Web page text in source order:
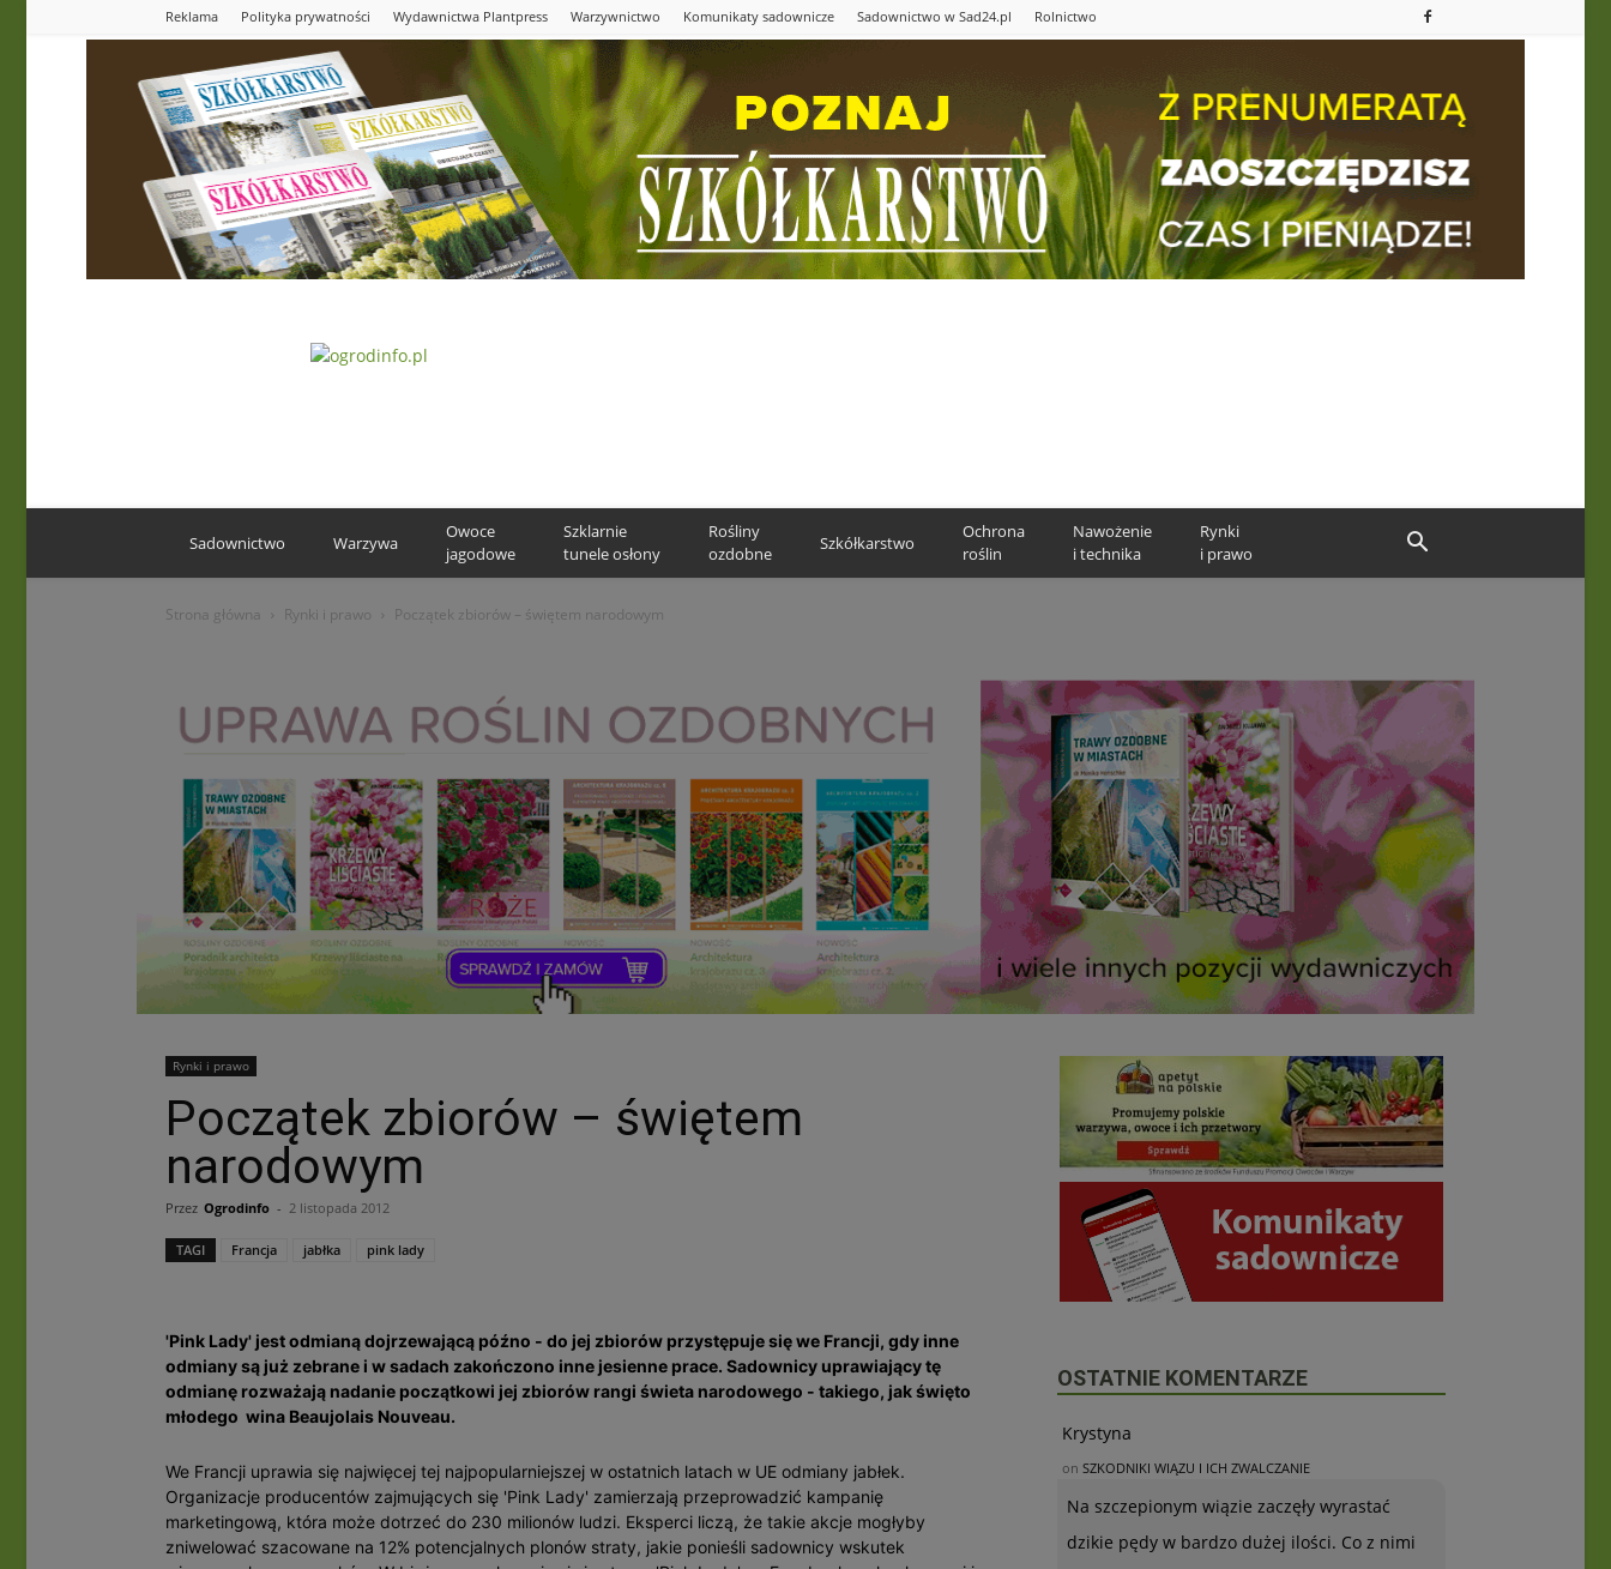
Reklama Polityka prywatności Wydawnictwa Plantpress Warzywnictwo Komunikaty sadownicze Sadownictwo w Sad24.pl Rolnictwo
Sadownictwo Warzywa
Owoce
jagodowe
Szklarnie
tunele osłony
Rośliny
ozdobne
Szkółkarstwo
Ochrona
roślin
Nawożenie
i technika
Rynki
i prawo
Strona główna Rynki i prawo Początek zbiorów – świętem narodowym
Rynki i prawo
Początek zbiorów – świętem
narodowym
Przez Ogrodinfo - 2 listopada 2012
TAGI Francja jabłka pink lady
'Pink Lady' jest odmianą dojrzewającą późno - do jej zbiorów przystępuje się we Francji, gdy inne
odmiany są już zebrane i w sadach zakończono inne jesienne prace. Sadownicy uprawiający tę
odmianę rozważają nadanie początkowi jej zbiorów rangi świeta narodowego - takiego, jak święto
młodego wina Beaujolais Nouveau.
We Francji uprawia się najwięcej tej najpopularniejszej w ostatnich latach w UE odmiany jabłek.
Organizacje producentów zajmujących się 'Pink Lady' zamierzają przeprowadzić kampanię
marketingową, która może dotrzeć do 230 milionów ludzi. Eksperci liczą, że takie akcje mogłyby
zniwelować szacowane na 12% potencjalnych plonów straty, jakie ponieśli sadownicy wskutek
OSTATNIE KOMENTARZE
Krystyna
on SZKODNIKI WIĄZU I ICH ZWALCZANIE
Na szczepionym wiązie zaczęły wyrastać
dzikie pędy w bardzo dużej ilości. Co z nimi